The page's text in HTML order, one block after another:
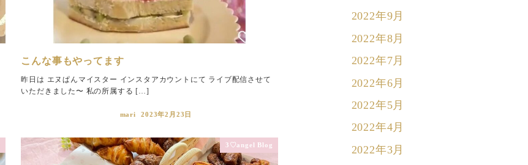
こんな事もやってます
昨日は エヌぱんマイスター インスタアカウントにて ライブ配信させて
いただきました〜 私の所属する […]
mari 2023年2月23日
3♡angel Blog
2022年9月
2022年8月
2022年7月
2022年6月
2022年5月
2022年4月
2022年3月